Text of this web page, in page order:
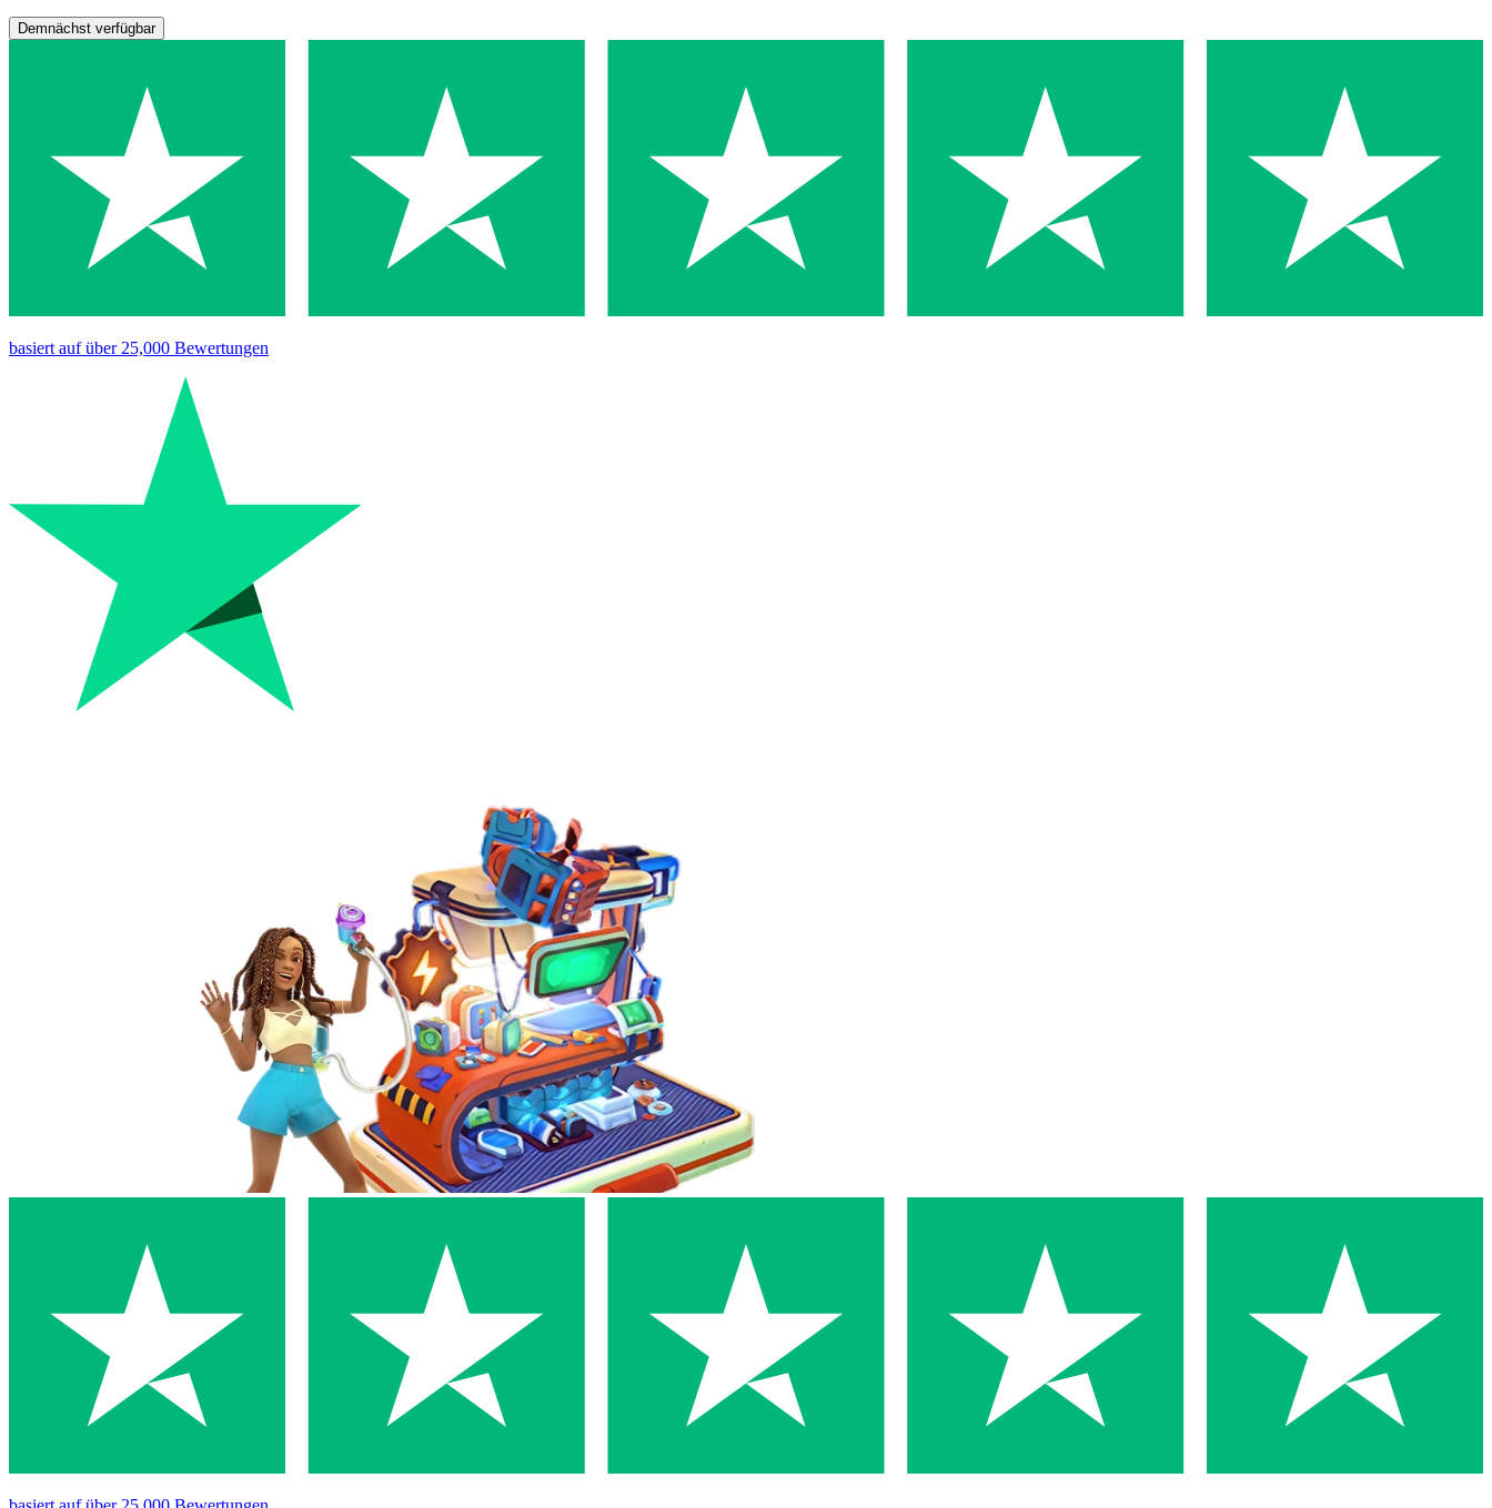
Demnächst verfügbar
basiert aufüber 25,000 Bewertungen